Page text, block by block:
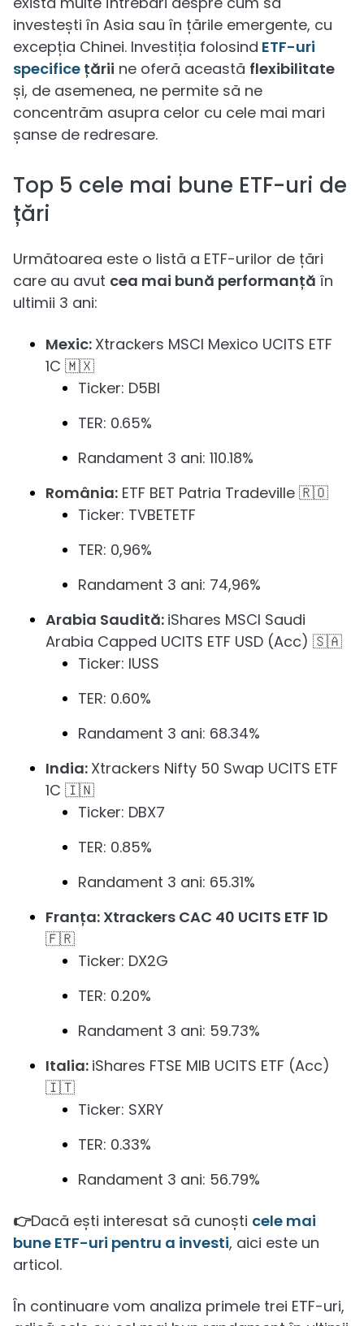
investești în Asia sau în țările emergente, cu
excepția Chinei. Investiția folosind ETF-uri
specifice țării ne oferă această flexibilitate
și, de asemenea, ne permite să ne
concentrăm asupra celor cu cele mai mari
șanse de redresare.
Top 5 cele mai bune ETF-uri de
țări
Următoarea este o listă a ETF-urilor de țări
care au avut cea mai bună performanță în
ultimii 3 ani:
Mexic: Xtrackers MSCI Mexico UCITS ETF
1C 🇲🇽
Ticker: D5BI
TER: 0.65%
Randament 3 ani: 110.18%
România: ETF BET Patria Tradeville 🇷🇴
Ticker: TVBETETF
TER: 0,96%
Randament 3 ani: 74,96%
Arabia Saudită: iShares MSCI Saudi
Arabia Capped UCITS ETF USD (Acc) 🇸🇦
Ticker: IUSS
TER: 0.60%
Randament 3 ani: 68.34%
India: Xtrackers Nifty 50 Swap UCITS ETF
1C 🇮🇳
Ticker: DBX7
TER: 0.85%
Randament 3 ani: 65.31%
Franța: Xtrackers CAC 40 UCITS ETF 1D
🇫🇷
Ticker: DX2G
TER: 0.20%
Randament 3 ani: 59.73%
Italia: iShares FTSE MIB UCITS ETF (Acc)
🇮🇹
Ticker: SXRY
TER: 0.33%
Randament 3 ani: 56.79%
👉Dacă ești interesat să cunoști cele mai
bune ETF-uri pentru a investi, aici este un
articol.
În continuare vom analiza primele trei ETF-uri,